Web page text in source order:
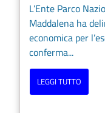
L’Ente Parco
Maddalena ha
economica per
conferma...
LEGGI TUTTO